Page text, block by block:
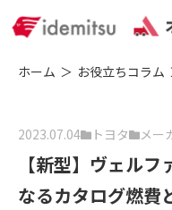
ホーム お役立ちコラム
2023.07.04 トヨタ メー
【新型】ヴェル
なるカタログ燃費